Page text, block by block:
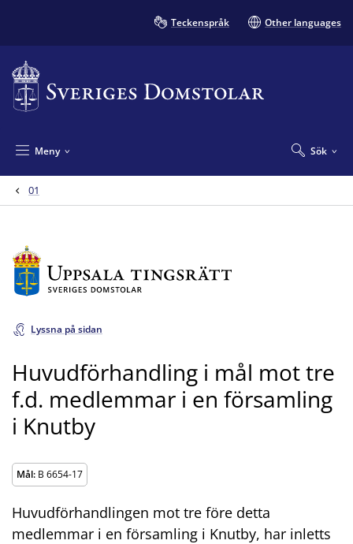
Teckenspråk Other languages
Sök
Meny
01
Lyssna på sidan
Huvudförhandling i mål mot tre
f.d. medlemmar i en församling
i Knutby
Mål: B 6654-17
Huvudförhandlingen mot tre före detta
medlemmar i en församling i Knutby, har inletts